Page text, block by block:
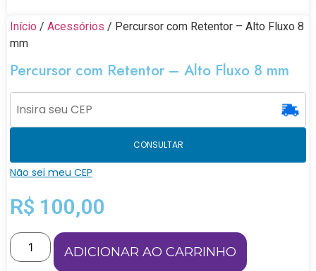
Início / Acessórios / Percursor com Retentor – Alto Fluxo 8
mm
Percursor com Retentor – Alto Fluxo 8 mm
CONSULTAR
Não sei meu CEP
R$ 100,00
ADICIONAR AO CARRINHO